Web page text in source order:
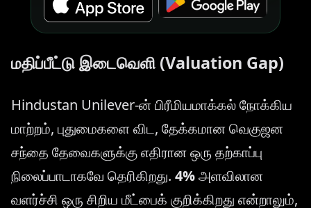
மதிப்பீட்டு இடைவெளி (Valuation Gap)
Hindustan Unilever-ன் பிரீமியமாக்கல் நோக்கிய
மாற்றம், புதுமைகளை விட, தேக்கமான வெகுஜன
சந்தை தேவைகளுக்கு எதிரான ஒரு தற்காப்பு
நிலைப்பாடாகவே தெரிகிறது. 4%அளவிலான
வளர்ச்சி ஒரு சிறிய மீட்பைக் குறிக்கிறது என்றாலும்,